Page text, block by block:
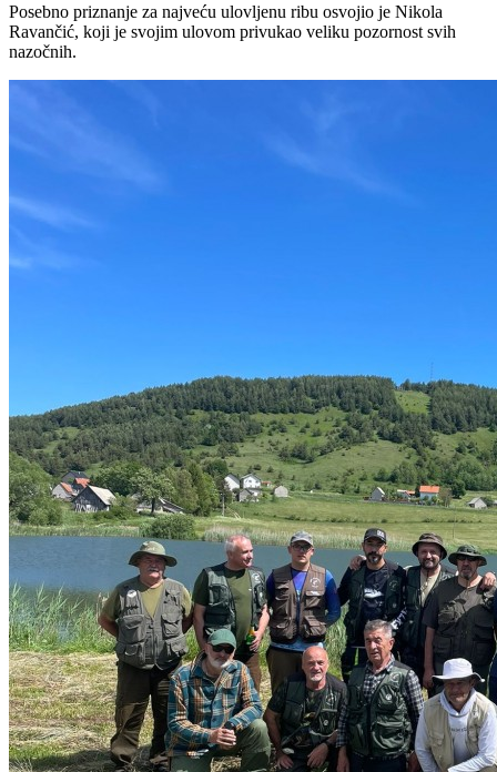
Posebno priznanje za najveću ulovljenu ribu osvojio je Nikola
Ravančić, koji je svojim ulovom privukao veliku pozornost svih
nazočnih.